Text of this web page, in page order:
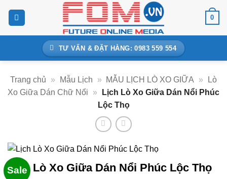
0
TƯ VẤN & ĐẶT HÀNG: 0983 559 554
Trang chủ » Mẫu Lịch » MẪU LỊCH LÒ XO GIỮA »
Lò
Xo Giữa Dán Chữ Nổi
»
Lịch Lò Xo Giữa Dán Nổi Phúc
Lộc Thọ
Sale
Lịch Lò Xo Giữa Dán Nổi Phúc Lộc Thọ